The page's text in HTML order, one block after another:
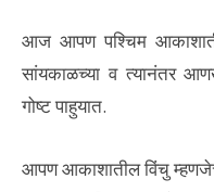
आज आपण पश्चिम
सांयकाळच्या व त्यानंतर
गोष्ट पाहुयात.
आपण आकाशातील विंचु